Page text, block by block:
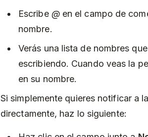
Escribe @en el campo de
nombre.
Verás una lista de nombres
escribiendo. Cuando veas la
en su nombre.
Si simplemente quieres notificar a
directamente, haz lo siguiente: